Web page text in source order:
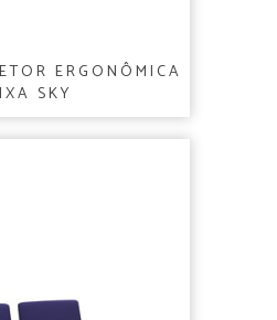
ERGONÔMICA
SKY